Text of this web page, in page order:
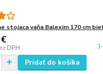
stojaca vaňa Balexim 170 cm
DPH
Pridať do košíka